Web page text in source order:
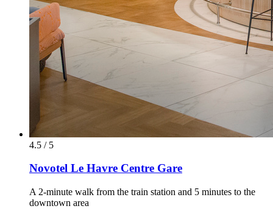
4.5 / 5
Novotel Le Havre Centre Gare
A 2-minute walk from the train station and 5 minutes to the
downtown area